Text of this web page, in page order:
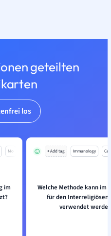
geteilten
los
Mo
im
+ Add tag Immunology
Welche Methode kann im
für den Interreligiösen
verwendet